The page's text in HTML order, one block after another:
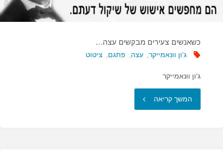
כשאנשים צעירים מבקשים עצה…
ג'ון וונאמייקר, עצה, פתגם, ציטוט
ג'ון וונאמייקר
המשך קריאה "כשאנשים